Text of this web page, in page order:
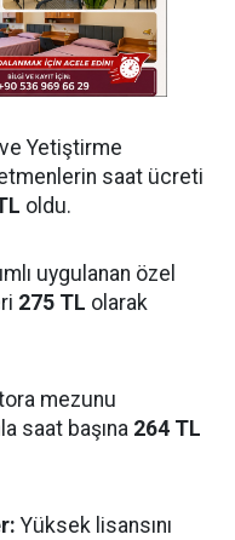
Yetiştirme
saat ücreti
oldu.
uygulanan özel
275 TL olarak
mezunu
saat başına 264 TL
Yüksek lisansını